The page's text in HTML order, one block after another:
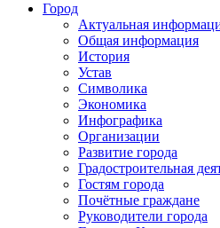
Город
Актуальная
Общая информация
История
Устав
Символика
Экономика
Инфографика
Организации
Развитие города
Градостроительная
Гостям города
Почётные граждане
Руководители города